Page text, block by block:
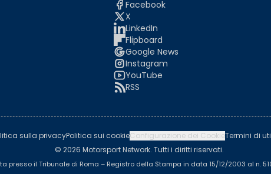
Facebook
X
LinkedIn
Flipboard
Google News
Instagram
YouTube
RSS
sulla privacyPolitica sui cookieConfigurazione dei CookieTermini di
© 2026 Motorsport Network. Tutti i diritti riservati.
presso il Tribunale di Roma – Registro della Stampa in data 15/12/2003 al n.